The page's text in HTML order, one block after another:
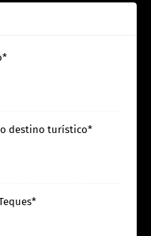
destino turístico*